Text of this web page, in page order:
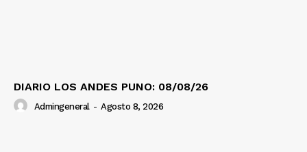
DIARIO LOS ANDES PUNO: 08/08/26
Admingeneral - Agosto 8, 2026